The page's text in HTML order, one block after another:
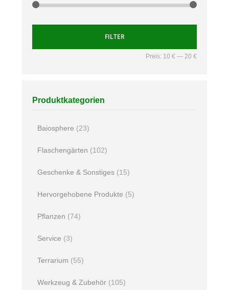
FILTER
Preis: 10 € — 20 €
Produktkategorien
Baiosphere (23)
Flaschengärten (102)
Geschenke & Sonstiges (15)
Hervorgehobene Produkte (5)
Pflanzen (74)
Service (3)
Terrarium (55)
Werkzeug & Zubehör (105)